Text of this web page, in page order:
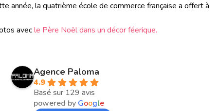
année, la quatrième école de commerce française a offert à
avecle Père Noël dans un décor féerique.
Agence Paloma
4.9
Basé sur 129 avis
powered by Google